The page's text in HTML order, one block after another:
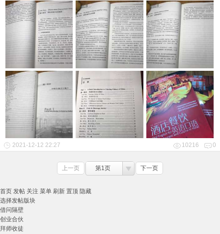
2021-12-12 22:27 10216 0
上一页 第1页 下一页
首页 发帖 关注 菜单 刷新 置顶 隐藏
选择发帖版块
借问隔壁
创业合伙
拜师收徒